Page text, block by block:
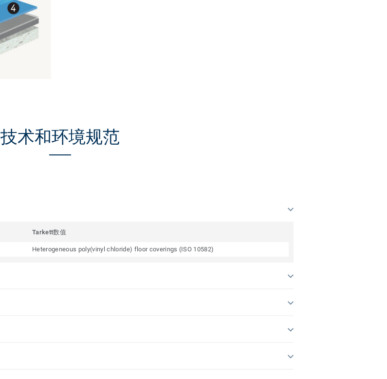
技术和环境规范
Tarkett数值
Heterogeneous poly(vinyl chloride) floor coverings (ISO 10582)